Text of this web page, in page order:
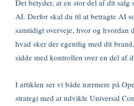
Det betyder, at en stor del af dit salg
AI. Derfor skal du til at betragte AI
samtidigt overveje, hvor og
hvad sker der egentlig med dit
sidde med kontrollen over en del af
I artiklen ser vi både nærmere på
strategi med at udvikle Universal